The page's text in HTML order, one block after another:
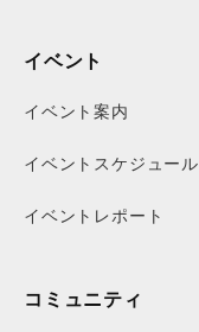
イベント
イベント案内
イベントスケジュール
イベントレポート
コミュニティ